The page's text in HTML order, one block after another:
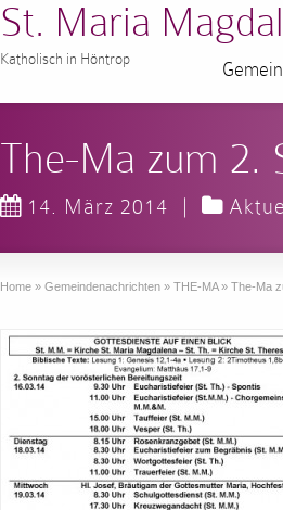
St. Maria
Katholisch in Höntrop
The-Ma zum 2.
14. März 2014 |
Home » Gemeindenachrichten » THE-MA » The-Ma